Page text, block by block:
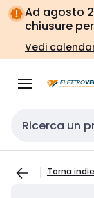
Vai alla
navigazione
Vai
alla
Ad agosto
chiusure
Vedi
Cerca input
Torna